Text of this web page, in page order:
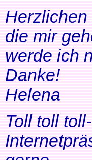
Herzlichen
die mir
werde ich
Danke!
Helena
Toll toll